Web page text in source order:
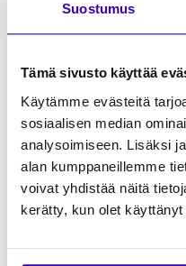
Suostumus
Tämä sivusto käyttää
Käytämme evästeitä
sosiaalisen median
analysoimiseen. Lisäksi
alan kumppaneillemme
voivat yhdistää näitä
kerätty, kun olet käyttänyt
skaalautumista
(scaling policy),
kuinka paljon
vapauttaa.
määrittää
kellonajan mukaan
kuten